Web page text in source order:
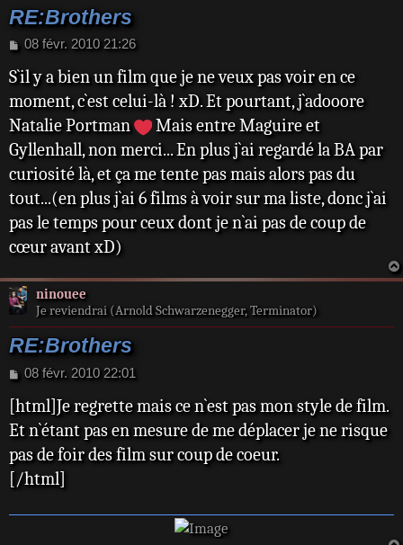
RE:Brothers
M
s
a
g
08 févr. 2010 21:26
S`il y a bien un film que je ne veux pas voir en ce
moment, c`est celui-là ! xD. Et pourtant, j`adooore
Natalie Portman
Mais entre Maguire et
Gyllenhall, non merci... En plus j`ai regardé la BA par
curiosité là, et ça me tente pas mais alors pas du
tout...(en plus j`ai 6 films à voir sur ma liste, donc j`ai
pas le temps pour ceux dont je n`ai pas de coup de
cœur avant xD)
ninouee
Je reviendrai (Arnold Schwarzenegger, Terminator)
RE:Brothers
M
s
a
g
e
08 févr. 2010 22:01
[html]Je regrette mais ce n`est pas mon style de film.
Et n`étant pas en mesure de me déplacer je ne risque
pas de foir des film sur coup de coeur.
[/html]